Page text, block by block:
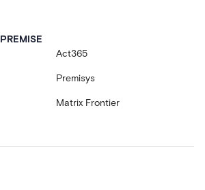
Act365
Premisys
Matrix Frontier